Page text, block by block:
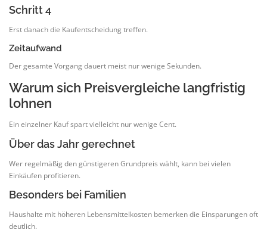
Schritt 4
Erst danach die Kaufentscheidung treffen.
Zeitaufwand
Der gesamte Vorgang dauert meist nur wenige Sekunden.
Warum sich Preisvergleiche langfristig
lohnen
Ein einzelner Kauf spart vielleicht nur wenige Cent.
Über das Jahr gerechnet
Wer regelmäßig den günstigeren Grundpreis wählt, kann bei vielen
Einkäufen profitieren.
Besonders bei Familien
Haushalte mit höheren Lebensmittelkosten bemerken die Einsparungen oft
deutlich.